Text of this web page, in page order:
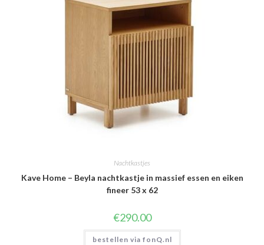
Nachtkastjes
Kave Home – Beyla nachtkastje in massief essen en eiken
fineer 53 x 62
€290.00
bestellen via fonQ.nl